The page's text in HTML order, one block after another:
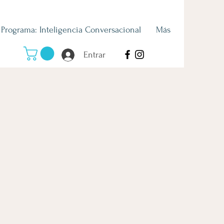
Programa: Inteligencia Conversacional Más
Entrar